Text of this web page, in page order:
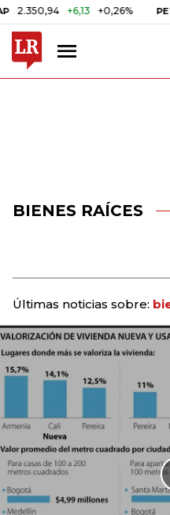
+6,13 +0,26%
BIENES RAÍCES
Últimas noticias sobre: